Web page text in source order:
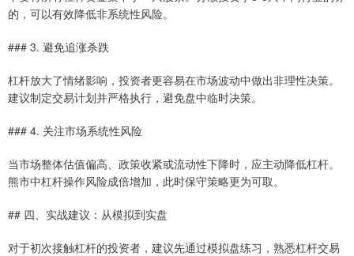
的，可以有效降低非系统性风险。
### 3. 避免追涨杀跌
杠杆放大了情绪影响，投资者更容易在市场波动中做出非理性决策。
建议制定交易计划并严格执行，避免盘中临时决策。
### 4. 关注市场系统性风险
当市场整体估值偏高、政策收紧或流动性下降时，应主动降低杠杆。
熊市中杠杆操作风险成倍增加，此时保守策略更为可取。
## 四、实战建议：从模拟到实盘
对于初次接触杠杆的投资者，建议先通过模拟盘练习，熟悉杠杆交易